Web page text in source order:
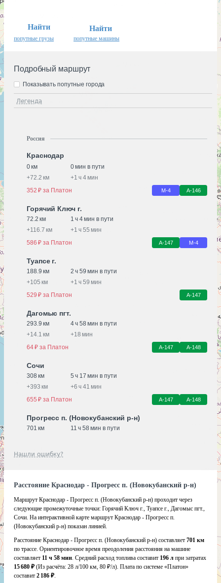
Найти
попутные грузы
Найти
попутные машины
Подробный маршрут
Легенда
Показывать попутные города
Россия
Краснодар
0 км
0 мин в пути
+72.2 км +1 ч 4 мин
352 ₽ за Платон
М-4 А-146
Горячий Ключ г.
72.2 км
1 ч 4 мин в пути
+116.7 км +1 ч 55 мин
586 ₽ за Платон
А-147 М-4
Туапсе г.
188.9 км
2 ч 59 мин в пути
+105 км +1 ч 59 мин
529 ₽ за Платон
А-147
Дагомыс пгт.
293.9 км
4 ч 58 мин в пути
+14.1 км +18 мин
64 ₽ за Платон
А-147 А-148
Сочи
308 км
5 ч 17 мин в пути
+393 км +6 ч 41 мин
655 ₽ за Платон
А-147 А-148
Прогресс п. (Новокубанский р-н)
701 км 11 ч 58 мин в пути
Нашли ошибку?
Расстояние Краснодар - Прогресс п. (Новокубанский р-н)
Маршрут Краснодар - Прогресс п. (Новокубанский р-н) проходит через
следующие промежуточные точки: Горячий Ключ г., Туапсе г., Дагомыс пгт.,
Сочи. На интерактивной карте маршрут Краснодар - Прогресс п.
(Новокубанский р-н) показан линией.
Расстояние Краснодар - Прогресс п. (Новокубанский р-н) составляет 701 км
по трассе. Ориентировочное время преодоления расстояния на машине
составляет 11 ч 58 мин. Средний расход топлива составит 196 л при затратах
15 680 ₽ (Из расчёта: 28 л/100 км, 80 ₽/л). Плата по системе «Платон»
составит 2 186 ₽.